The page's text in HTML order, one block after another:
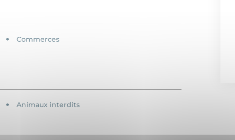
Commerces
Animaux interdits